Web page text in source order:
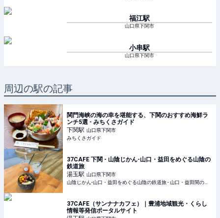
福江駅
山口県下関市
小串駅
山口県下関市
周辺の駅の記事
関門海峡の海の幸を堪能する、下関のおすすめ海鮮ラ
ンチ5選 - みちくさガイド
下関駅 山口県下関市
みちくさガイド
37CAFE 下関 - 山陰じかん-山口・益田をめぐる山陰の
鉄道旅
湯玉駅 山口県下関市
37CAFE（サンナナカフェ）｜豊浦地域観光・くらし
情報等発信ポータルサイト